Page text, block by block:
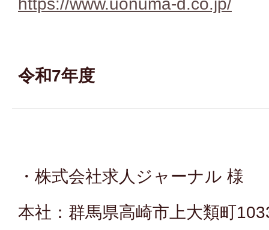
https://www.uonuma-d.co.jp/
令和7年度
・株式会社求人ジャーナル 様
本社：群馬県高崎市上大類町